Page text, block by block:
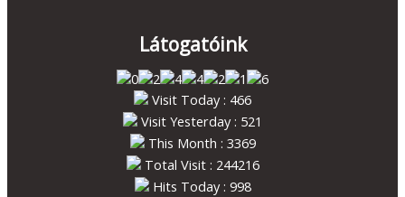
Látogatóink
Visit Today : 466
Visit Yesterday : 521
This Month : 3369
Total Visit : 244216
Hits Today : 998